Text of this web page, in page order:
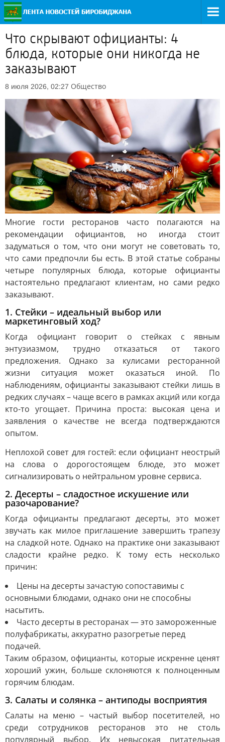
Что скрывают официанты: 4
блюда, которые они никогда не
заказывают
8 июля 2026, 02:27 Общество
Многие гости ресторанов часто полагаются на
рекомендации официантов, но иногда стоит
задуматься о том, что они могут не советовать то,
что сами предпочли бы есть. В этой статье собраны
четыре популярных блюда, которые официанты
настоятельно предлагают клиентам, но сами редко
заказывают.
1. Стейки – идеальный выбор или
маркетинговый ход?
Когда официант говорит о стейках с явным
энтузиазмом, трудно отказаться от такого
предложения. Однако за кулисами ресторанной
жизни ситуация может оказаться иной. По
наблюдениям, официанты заказывают стейки лишь в
редких случаях – чаще всего в рамках акций или когда
кто-то угощает. Причина проста: высокая цена и
заявления о качестве не всегда подтверждаются
опытом.
Неплохой совет для гостей: если официант неострый
на слова о дорогостоящем блюде, это может
сигнализировать о нейтральном уровне сервиса.
2. Десерты – сладостное искушение или
разочарование?
Когда официанты предлагают десерты, это может
звучать как милое приглашение завершить трапезу
на сладкой ноте. Однако на практике они заказывают
сладости крайне редко. К тому есть несколько
причин:
Цены на десерты зачастую сопоставимы с
основными блюдами, однако они не способны
насытить.
Часто десерты в ресторанах — это замороженные
полуфабрикаты, аккуратно разогретые перед
подачей.
Таким образом, официанты, которые искренне ценят
хороший ужин, больше склоняются к полноценным
горячим блюдам.
3. Салаты и солянка – антиподы восприятия
Салаты на меню – частый выбор посетителей, но
среди сотрудников ресторанов это не столь
популярный выбор. Их невысокая питательная